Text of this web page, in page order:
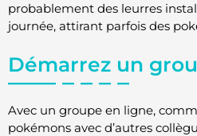
probablement des leurres
journée, attirant parfois des
Démarrez un
Avec un groupe en ligne,
pokémons avec d’autres